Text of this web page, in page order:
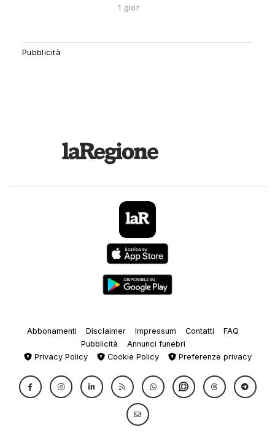
1 gior
Abbonamenti Disclaimer Impressum Contatti
FAQ
Pubblicità
Annunci funebri
Privacy Policy
Cookie Policy Preferenze privacy